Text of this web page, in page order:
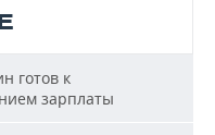
готов к
зарплаты